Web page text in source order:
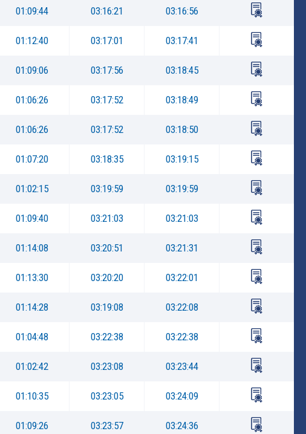
01:09:44 03:16:21 03:16:56
01:12:40 03:17:01 03:17:41
01:09:06 03:17:56 03:18:45
01:06:26 03:17:52 03:18:49
01:06:26 03:17:52 03:18:50
01:07:20 03:18:35 03:19:15
01:02:15 03:19:59 03:19:59
01:09:40 03:21:03 03:21:03
01:14:08 03:20:51 03:21:31
01:13:30 03:20:20 03:22:01
01:14:28 03:19:08 03:22:08
01:04:48 03:22:38 03:22:38
01:02:42 03:23:08 03:23:44
01:10:35 03:23:05 03:24:09
01:09:26 03:23:57 03:24:36